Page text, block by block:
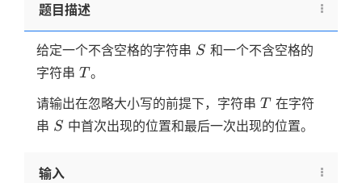
题目描述
给定一个不含空格的字符串 S
S 和一个不含空格的
字符串 T
T 。
请输出在忽略大小写的前提下，字符串 T
T 在字符
串 S
S 中首次出现的位置和最后一次出现的位置。
输入